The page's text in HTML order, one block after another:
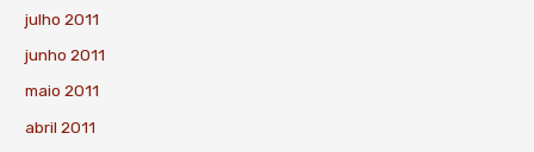
julho 2011
junho 2011
maio 2011
abril 2011